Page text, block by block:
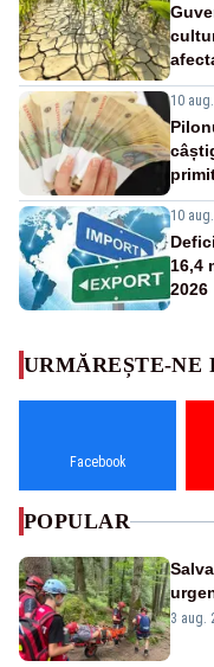
10
10
16,4
2026
URMĂREȘTE-NE
Facebook
POPULAR
3 aug.